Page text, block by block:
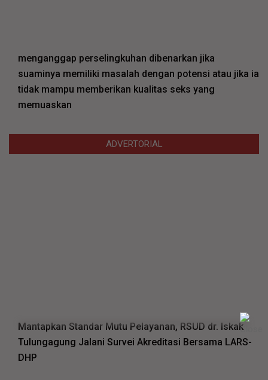
menganggap perselingkuhan dibenarkan jika
suaminya memiliki masalah dengan potensi atau jika ia
tidak mampu memberikan kualitas seks yang
memuaskan
ADVERTORIAL
Mantapkan Standar Mutu Pelayanan, RSUD dr. Iskak
Tulungagung Jalani Survei Akreditasi Bersama LARS-
DHP